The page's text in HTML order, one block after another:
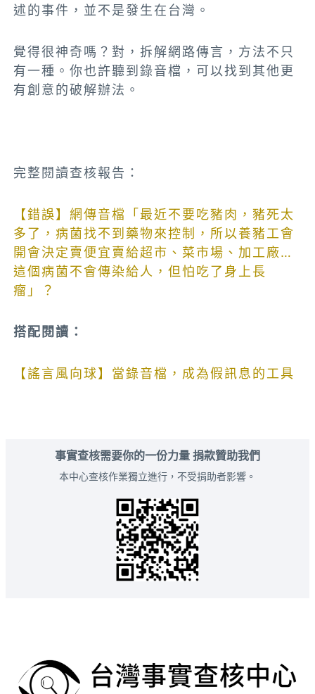
述的事件，並不是發生在台灣。
覺得很神奇嗎？對，拆解網路傳言，方法不只
有一種。你也許聽到錄音檔，可以找到其他更
有創意的破解辦法。
完整閱讀查核報告：
【錯誤】網傳音檔「最近不要吃豬肉，豬死太
多了，病菌找不到藥物來控制，所以養豬工會
開會決定賣便宜賣給超市、菜市場、加工廠…
這個病菌不會傳染給人，但怕吃了身上長
瘤」？
搭配閱讀：
【謠言風向球】當錄音檔，成為假訊息的工具
事實查核需要你的一份力量 捐款贊助我們
本中心查核作業獨立進行，不受捐助者影響。